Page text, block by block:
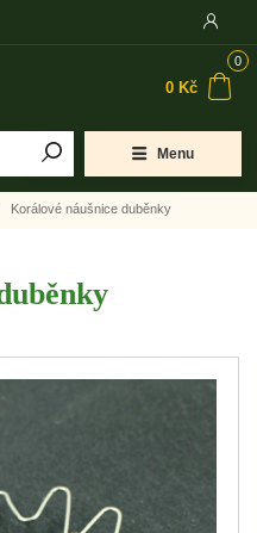
Menu
0
0 Kč
Korálové náušnice duběnky